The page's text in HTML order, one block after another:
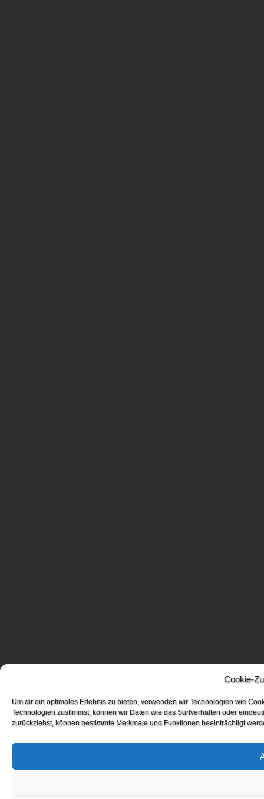
Cookie-
Um dir ein optimales Erlebnis zu bieten, verwenden wir Technologien wie
Technologien zustimmst, können wir Daten wie das Surfverhalten oder
zurückziehst, können bestimmte Merkmale und Funktionen beeinträchtigt